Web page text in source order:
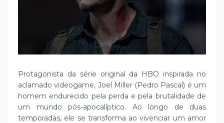
Protagonista da série original da HBO inspirada no
aclamado videogame, Joel Miller (Pedro Pascal) é um
homem endurecido pela perda e pela brutalidade de
um mundo pós-apocalíptico. Ao longo de duas
temporadas, ele se transforma ao vivenciar um amor